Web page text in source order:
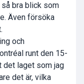
bra blick som
Även försöka
och
runt den 15-
det laget som jag
det är, vilka